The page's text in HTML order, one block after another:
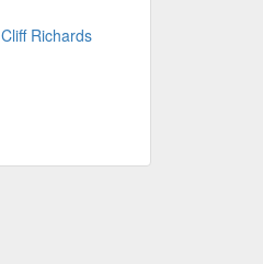
Cliff Richards